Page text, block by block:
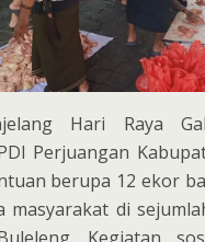
Hari Raya
Perjuangan
berupa 12 ekor
masyarakat di